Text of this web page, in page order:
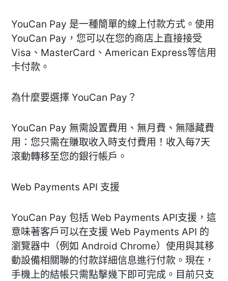
YouCan Pay 是一種簡單的線上付款方式。使用
YouCan Pay，您可以在您的商店上直接接受
Visa、MasterCard、American Express等信用
卡付款。
為什麼要選擇 YouCan Pay？
YouCan Pay 無需設置費用、無月費、無隱藏費
用：您只需在賺取收入時支付費用！收入每7天
滾動轉移至您的銀行帳戶。
Web Payments API 支援
YouCan Pay 包括 Web Payments API支援，這
意味著客戶可以在支援 Web Payments API 的
瀏覽器中（例如 Android Chrome）使用與其移
動設備相關聯的付款詳細信息進行付款。現在，
手機上的結帳只需點擊幾下即可完成。目前只支